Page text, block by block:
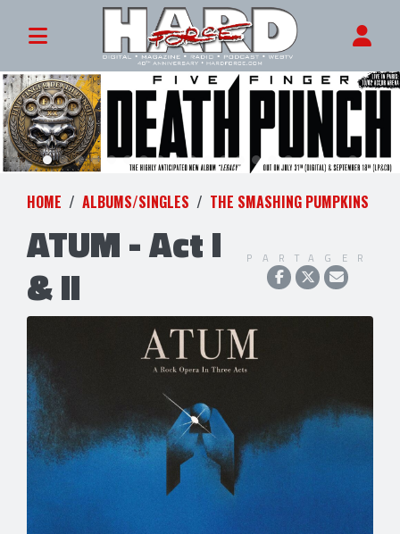
HOME ALBUMS/SINGLES THE SMASHING PUMPKINS
ATUM - Act I
& II
PARTAGER